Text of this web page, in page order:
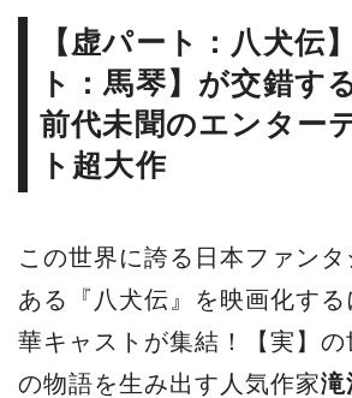
【虚パート：八犬伝
ト：馬琴】が交錯す
前代未聞のエンター
ト超大作
この世界に誇る日本ファン
ある『八犬伝』を映画化す
華キャストが集結！【実】
の物語を生み出す人気作家滝